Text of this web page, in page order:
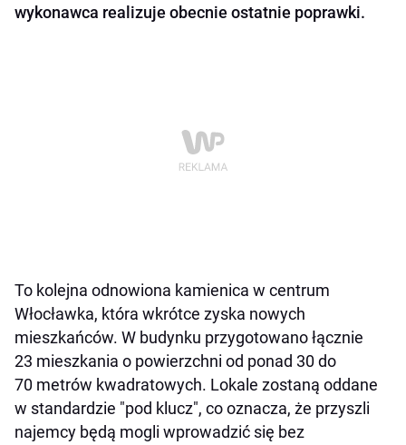
wykonawca realizuje obecnie ostatnie poprawki.
To kolejna odnowiona kamienica w centrum
Włocławka, która wkrótce zyska nowych
mieszkańców. W budynku przygotowano łącznie
23 mieszkania o powierzchni od ponad 30 do
70 metrów kwadratowych. Lokale zostaną oddane
w standardzie "pod klucz", co oznacza, że przyszli
najemcy będą mogli wprowadzić się bez